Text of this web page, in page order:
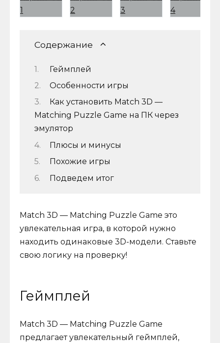
Содержание
Геймплей
Особенности игры
Как установить Match 3D —
Matching Puzzle Game на ПК через
эмулятор
Плюсы и минусы
Похожие игры
Подведем итог
Match 3D — Matching Puzzle Game это
увлекательная игра, в которой нужно
находить одинаковые 3D-модели. Ставьте
свою логику на проверку!
Геймплей
Match 3D — Matching Puzzle Game
предлагает увлекательный геймплей,